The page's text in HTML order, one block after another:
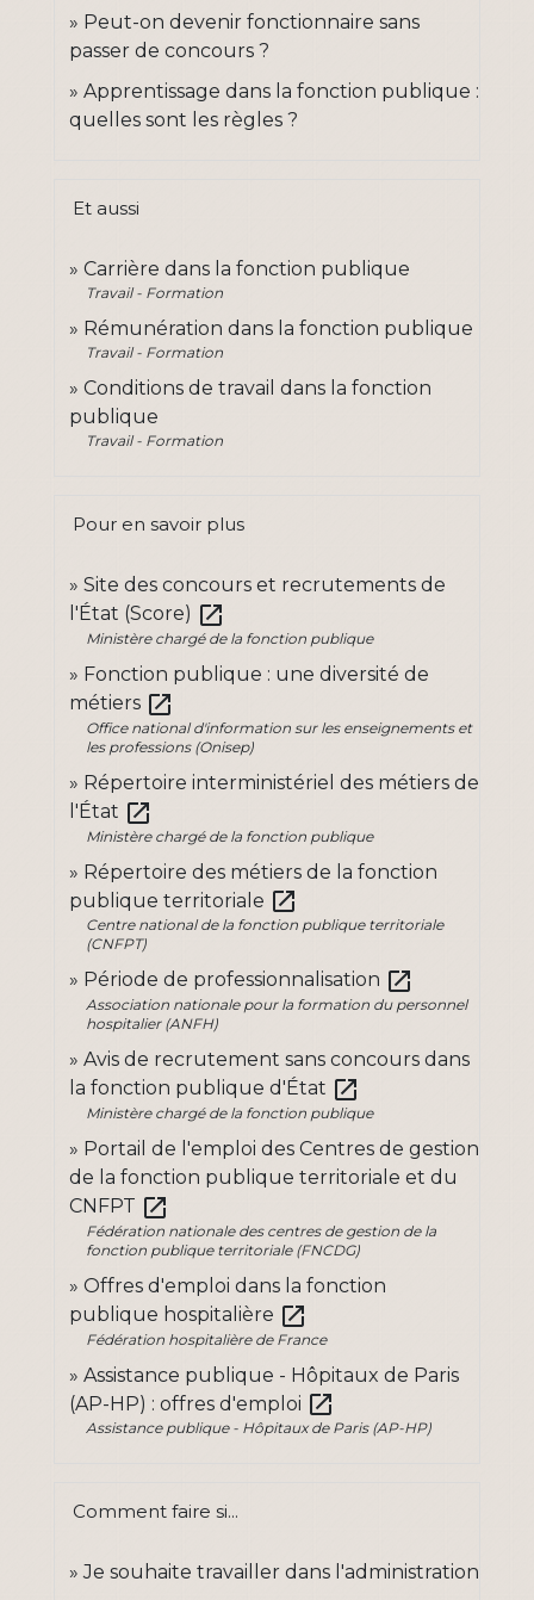
Peut-on devenir fonctionnaire sans
passer de concours ?
Apprentissage dans la fonction publique :
quelles sont les règles ?
Et aussi
Carrière dans la fonction publique
Travail - Formation
Rémunération dans la fonction publique
Travail - Formation
Conditions de travail dans la fonction
publique
Travail - Formation
Pour en savoir plus
Site des concours et recrutements de
l'État (Score) open_in_new
Ministère chargé de la fonction publique
Fonction publique : une diversité de
métiers open_in_new
Office national d'information sur les enseignements et
les professions (Onisep)
Répertoire interministériel des métiers de
l'État open_in_new
Ministère chargé de la fonction publique
Répertoire des métiers de la fonction
publique territoriale open_in_new
Centre national de la fonction publique territoriale
(CNFPT)
Période de professionnalisation open_in_new
Association nationale pour la formation du personnel
hospitalier (ANFH)
Avis de recrutement sans concours dans
la fonction publique d'État open_in_new
Ministère chargé de la fonction publique
Portail de l'emploi des Centres de gestion
de la fonction publique territoriale et du
CNFPT open_in_new
Fédération nationale des centres de gestion de la
fonction publique territoriale (FNCDG)
Offres d'emploi dans la fonction
publique hospitalière open_in_new
Fédération hospitalière de France
Assistance publique - Hôpitaux de Paris
(AP-HP) : offres d'emploi open_in_new
Assistance publique - Hôpitaux de Paris (AP-HP)
Comment faire si...
Je souhaite travailler dans l'administration